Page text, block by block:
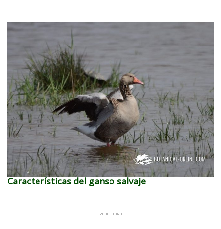
Características del ganso salvaje